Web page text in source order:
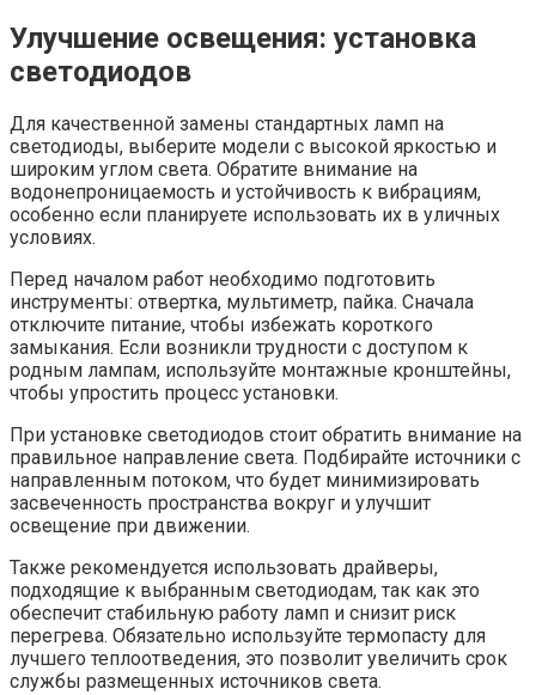
Улучшение освещения: установка
светодиодов
Для качественной замены стандартных ламп на
светодиоды, выберите модели с высокой яркостью и
широким углом света. Обратите внимание на
водонепроницаемость и устойчивость к вибрациям,
особенно если планируете использовать их в уличных
условиях.
Перед началом работ необходимо подготовить
инструменты: отвертка, мультиметр, пайка. Сначала
отключите питание, чтобы избежать короткого
замыкания. Если возникли трудности с доступом к
родным лампам, используйте монтажные кронштейны,
чтобы упростить процесс установки.
При установке светодиодов стоит обратить внимание на
правильное направление света. Подбирайте источники с
направленным потоком, что будет минимизировать
засвеченность пространства вокруг и улучшит
освещение при движении.
Также рекомендуется использовать драйверы,
подходящие к выбранным светодиодам, так как это
обеспечит стабильную работу ламп и снизит риск
перегрева. Обязательно используйте термопасту для
лучшего теплоотведения, это позволит увеличить срок
службы размещенных источников света.